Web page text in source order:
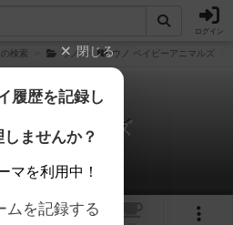
ログイン
検索 ウノ ウノ ベイビーアニマルズ
ーアニマルズ
0件の画像
閉じる
履歴を記録し
ませんか？
マを利用中！
ムを記録する